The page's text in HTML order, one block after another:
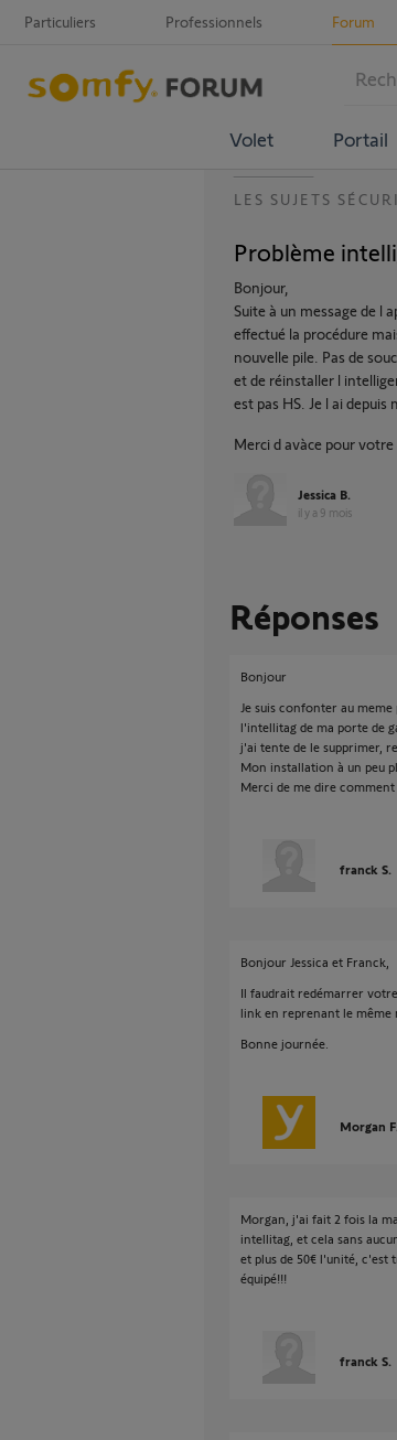
Particuliers Professionnels Forum
Volet Portail
LES SUJETS
Problème
Bonjour,
Suite à un message de l
effectué la procédure
nouvelle pile. Pas de
et de réinstaller l
est pas HS. Je l ai
Merci d avàce pour votre
Jessica B.
il y a 9 mois
Réponses
Bonjour
Je suis confonter au
l'intellitag de ma porte de
j'ai tente de le supprimer,
Mon installation à un peu
Merci de me dire comment
franck S.
Bonjour Jessica et Franck,
Il faudrait redémarrer
link en reprenant le même
Bonne journée.
Morgan F.
Morgan, j'ai fait 2 fois la
intellitag, et cela sans
et plus de 50€ l'unité, c'est
équipé!!!
franck S.